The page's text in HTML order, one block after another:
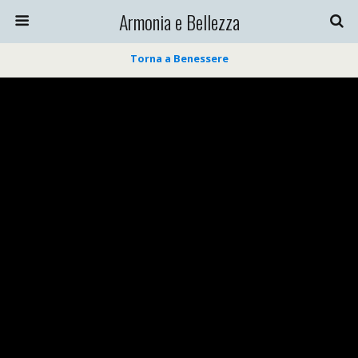
Armonia e Bellezza
Torna a Benessere